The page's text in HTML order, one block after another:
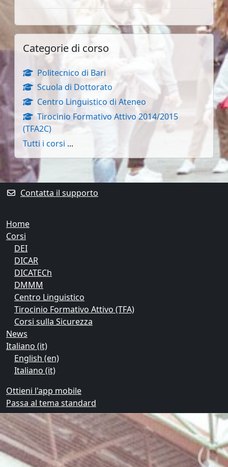
Salta Categorie di corso
Categorie di corso
Politecnico di Bari
Scuola di Dottorato
Centro Linguistico di Ateneo
Tirocinio Formativo Attivo 2014/2015
(TFA2C)
Tutti i corsi ...
Blocchi supplementari
Contatta il supporto
Home
Corsi
DEI
DICAR
DICATECh
DMMM
Centro Linguistico
Tirocinio Formativo Attivo (TFA)
Corsi sulla Sicurezza
News
Italiano ‎(it)‎
English ‎(en)‎
Italiano ‎(it)‎
Ottieni l'app mobile
Passa al tema standard